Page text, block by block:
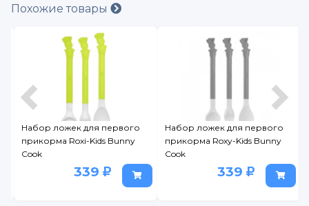
Похожие товары
Набор ложек для первого
прикорма Roxi-Kids Bunny
Cook
339
Набор ложек для первого
прикорма Roxy-Kids Bunny
Cook
339